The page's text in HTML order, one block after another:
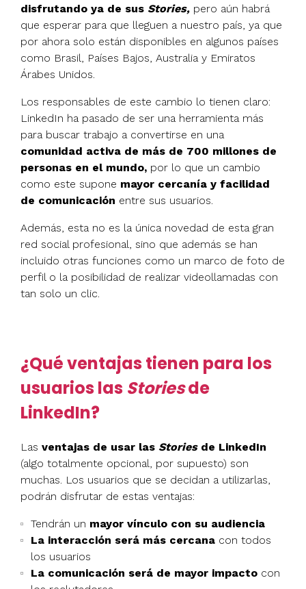
disfrutando ya de sus Stories, pero aún habrá
que esperar para que lleguen a nuestro país, ya que
por ahora solo están disponibles en algunos países
como Brasil, Países Bajos, Australia y Emiratos
Árabes Unidos.
Los responsables de este cambio lo tienen claro:
LinkedIn ha pasado de ser una herramienta más
para buscar trabajo a convertirse en una
comunidad activa de más de 700 millones de
personas en el mundo, por lo que un cambio
como este supone mayor cercanía y facilidad
de comunicación entre sus usuarios.
Además, esta no es la única novedad de esta gran
red social profesional, sino que además se han
incluido otras funciones como un marco de foto de
perfil o la posibilidad de realizar videollamadas con
tan solo un clic.
¿Qué ventajas tienen para los
usuarios las Storiesde
LinkedIn?
Las ventajas de usar las Storiesde LinkedIn
(algo totalmente opcional, por supuesto) son
muchas. Los usuarios que se decidan a utilizarlas,
podrán disfrutar de estas ventajas:
Tendrán un mayor vínculo con su audiencia
La interacción será más cercana con todos
los usuarios
La comunicación será de mayor impacto con